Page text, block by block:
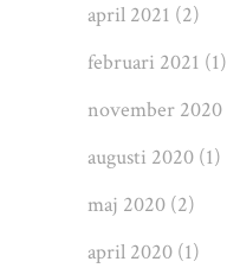
april 2021 (2)
februari 2021 (1)
november 2020
augusti 2020 (1)
maj 2020 (2)
april 2020 (1)